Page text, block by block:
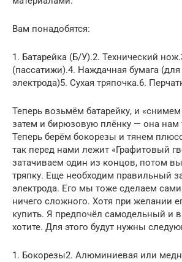
Вам понадобятся:
1. Батарейка (Б/У).2. Технический
(пассатижи).4. Наждачная бумага (для
электрода)5. Сухая тряпочка.6.
Теперь возьмём батарейку, и «снимем
затем и бирюзовую плёнку — она нам
Теперь берём бокорезы и тянем
так перед нами лежит «Графитовый
затачиваем один из концов, потом
тряпку. Еще необходим правильный
электрода. Его мы тоже сделаем
ничего сложного. Хотя при желании
купить. Я предпочёл самодельный и
хотите. Для этого будут нужны
1. Бокорезы2. Алюминиевая или